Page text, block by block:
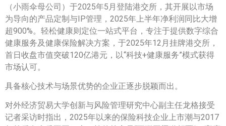
（小雨伞母公司）于2025年5月登陆港交所，其开展以市场
为导向的产品定制与IP管理，2025年上半年净利润同比大增
超900%。轻松健康则定位一站式平台，专注于提供数字综合
健康服务及健康保险解决方案，于2025年12月挂牌港交所，
首日收盘市值突破120亿港元，以“科技+健康服务”模式获得
市场认可。
具备核心技术与场景优势的企业正逐步脱颖而出。
对外经济贸易大学创新与风险管理研究中心副主任龙格接受
记者采访时指出，2025年以来的保险科技企业上市潮与2017